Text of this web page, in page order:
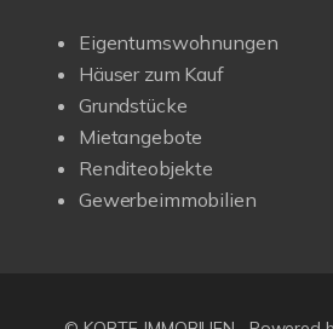
Eigentumswohnungen
Häuser zum Kauf
Grundstücke
Mietangebote
Renditeobjekte
Gewerbeimmobilien